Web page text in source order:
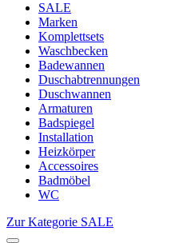
SALE
Marken
Komplettsets
Waschbecken
Badewannen
Duschabtrennungen
Duschwannen
Armaturen
Badspiegel
Installation
Heizkörper
Accessoires
Badmöbel
WC
Zur Kategorie SALE